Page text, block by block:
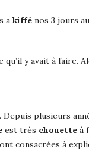
a kiffé nos 3 jours
y avait à faire.
plusieurs
est très chouette à
consacrées à